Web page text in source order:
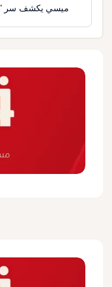
ميسي يكشف سر